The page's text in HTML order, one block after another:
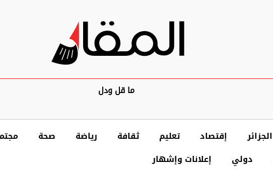
ما قل ودل
الجزائر إقتصاد تعليم ثقافة رياضة صحة
دولي إعلانات وإشهار